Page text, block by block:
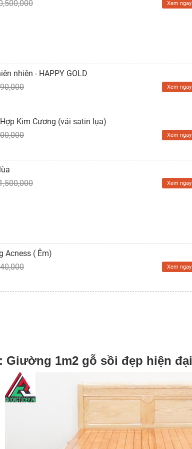
Xem ngay
nhiên - HAPPY GOLD
Xem ngay
Kim Cương (vải satin lụa)
Xem ngay
Xem ngay
Acness ( Êm)
Xem ngay
Giường 1m2 gỗ sồi đẹp hiện đại